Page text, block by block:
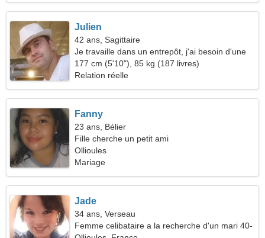
Julien
42 ans, Sagittaire
Je travaille dans un entrepôt, j'ai besoin d'une
femme merveilleuse
177 cm (5'10"), 85 kg (187 livres)
Relation réelle
Fanny
23 ans, Bélier
Fille cherche un petit ami
Ollioules
Mariage
Jade
34 ans, Verseau
Femme celibataire a la recherche d'un mari 40-